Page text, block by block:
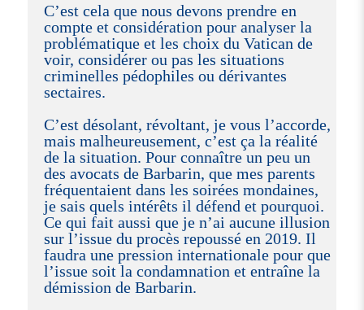
C’est cela que nous devons prendre en
compte et considération pour analyser la
problématique et les choix du Vatican de
voir, considérer ou pas les situations
criminelles pédophiles ou dérivantes
sectaires.
C’est désolant, révoltant, je vous l’accorde,
mais malheureusement, c’est ça la réalité
de la situation. Pour connaître un peu un
des avocats de Barbarin, que mes parents
fréquentaient dans les soirées mondaines,
je sais quels intérêts il défend et pourquoi.
Ce qui fait aussi que je n’ai aucune illusion
sur l’issue du procès repoussé en 2019. Il
faudra une pression internationale pour que
l’issue soit la condamnation et entraîne la
démission de Barbarin.